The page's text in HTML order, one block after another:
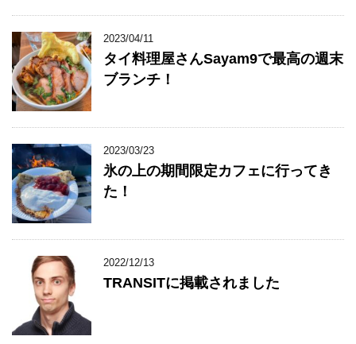
2023/04/11
タイ料理屋さんSayam9で最高の週末
ブランチ！
2023/03/23
氷の上の期間限定カフェに行ってき
た！
2022/12/13
TRANSITに掲載されました